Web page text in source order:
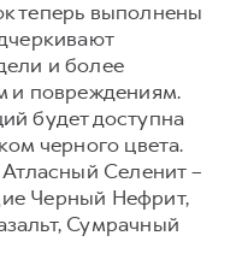
теперь выполнены
и более
и повреждениям.
будет доступна
черного цвета.
Селенит –
Черный Нефрит,
Сумрачный